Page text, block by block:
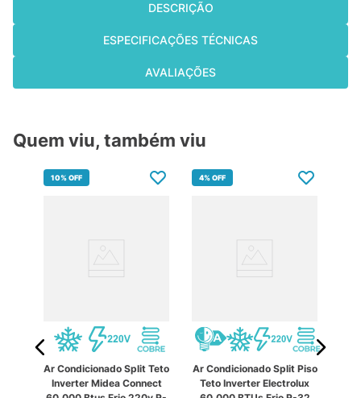
DESCRIÇÃO
ESPECIFICAÇÕES TÉCNICAS
AVALIAÇÕES
Quem viu, também viu
10%OFF
Ar Condicionado Split Teto
Inverter Midea Connect
4%OFF
Ar Condicionado Split Piso
Teto Inverter Electrolux